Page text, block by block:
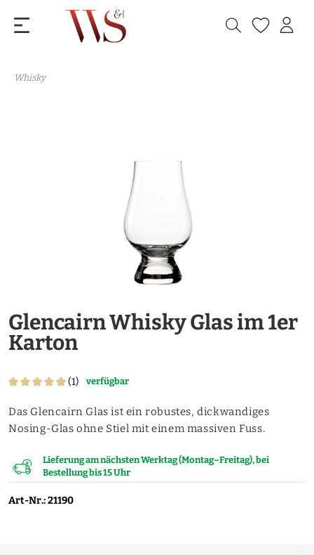
Whisky
Glencairn Whisky Glas im 1er
Karton
(1) verfügbar
Das Glencairn Glas ist ein robustes, dickwandiges
Nosing-Glas ohne Stiel mit einem massiven Fuss.
Lieferung am nächsten Werktag (Montag–Freitag), bei
Bestellung bis 15 Uhr
Art-Nr.: 21190